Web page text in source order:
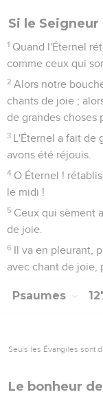
1 Quand l'Éternel
comme ceux qui
2 Alors notre
chants de joie ;
de grandes choses
3 L'Éternel a fait de
avons été réjouis.
4 O Éternel !
le midi !
5 Ceux qui sèment
de joie.
6 Il va en pleurant,
avec chant de joie,
Psaumes
Si l'Éternel ne